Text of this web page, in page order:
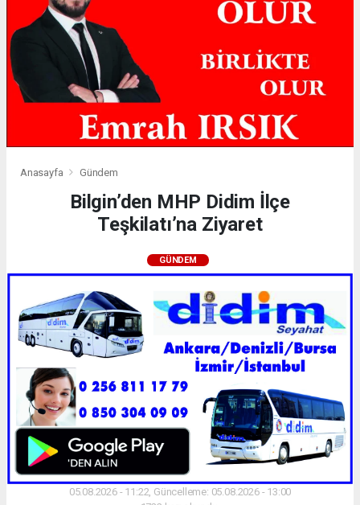
Anasayfa Gündem
Bilgin’den MHP Didim İlçe
Teşkilatı’na Ziyaret
GÜNDEM
05.08.2026 - 11:22, Güncelleme: 05.08.2026 - 13:00